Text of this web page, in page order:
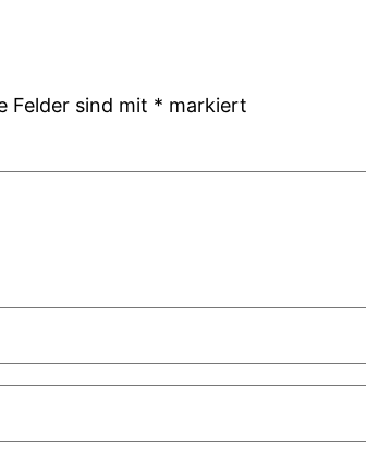
Felder sind mit * markiert